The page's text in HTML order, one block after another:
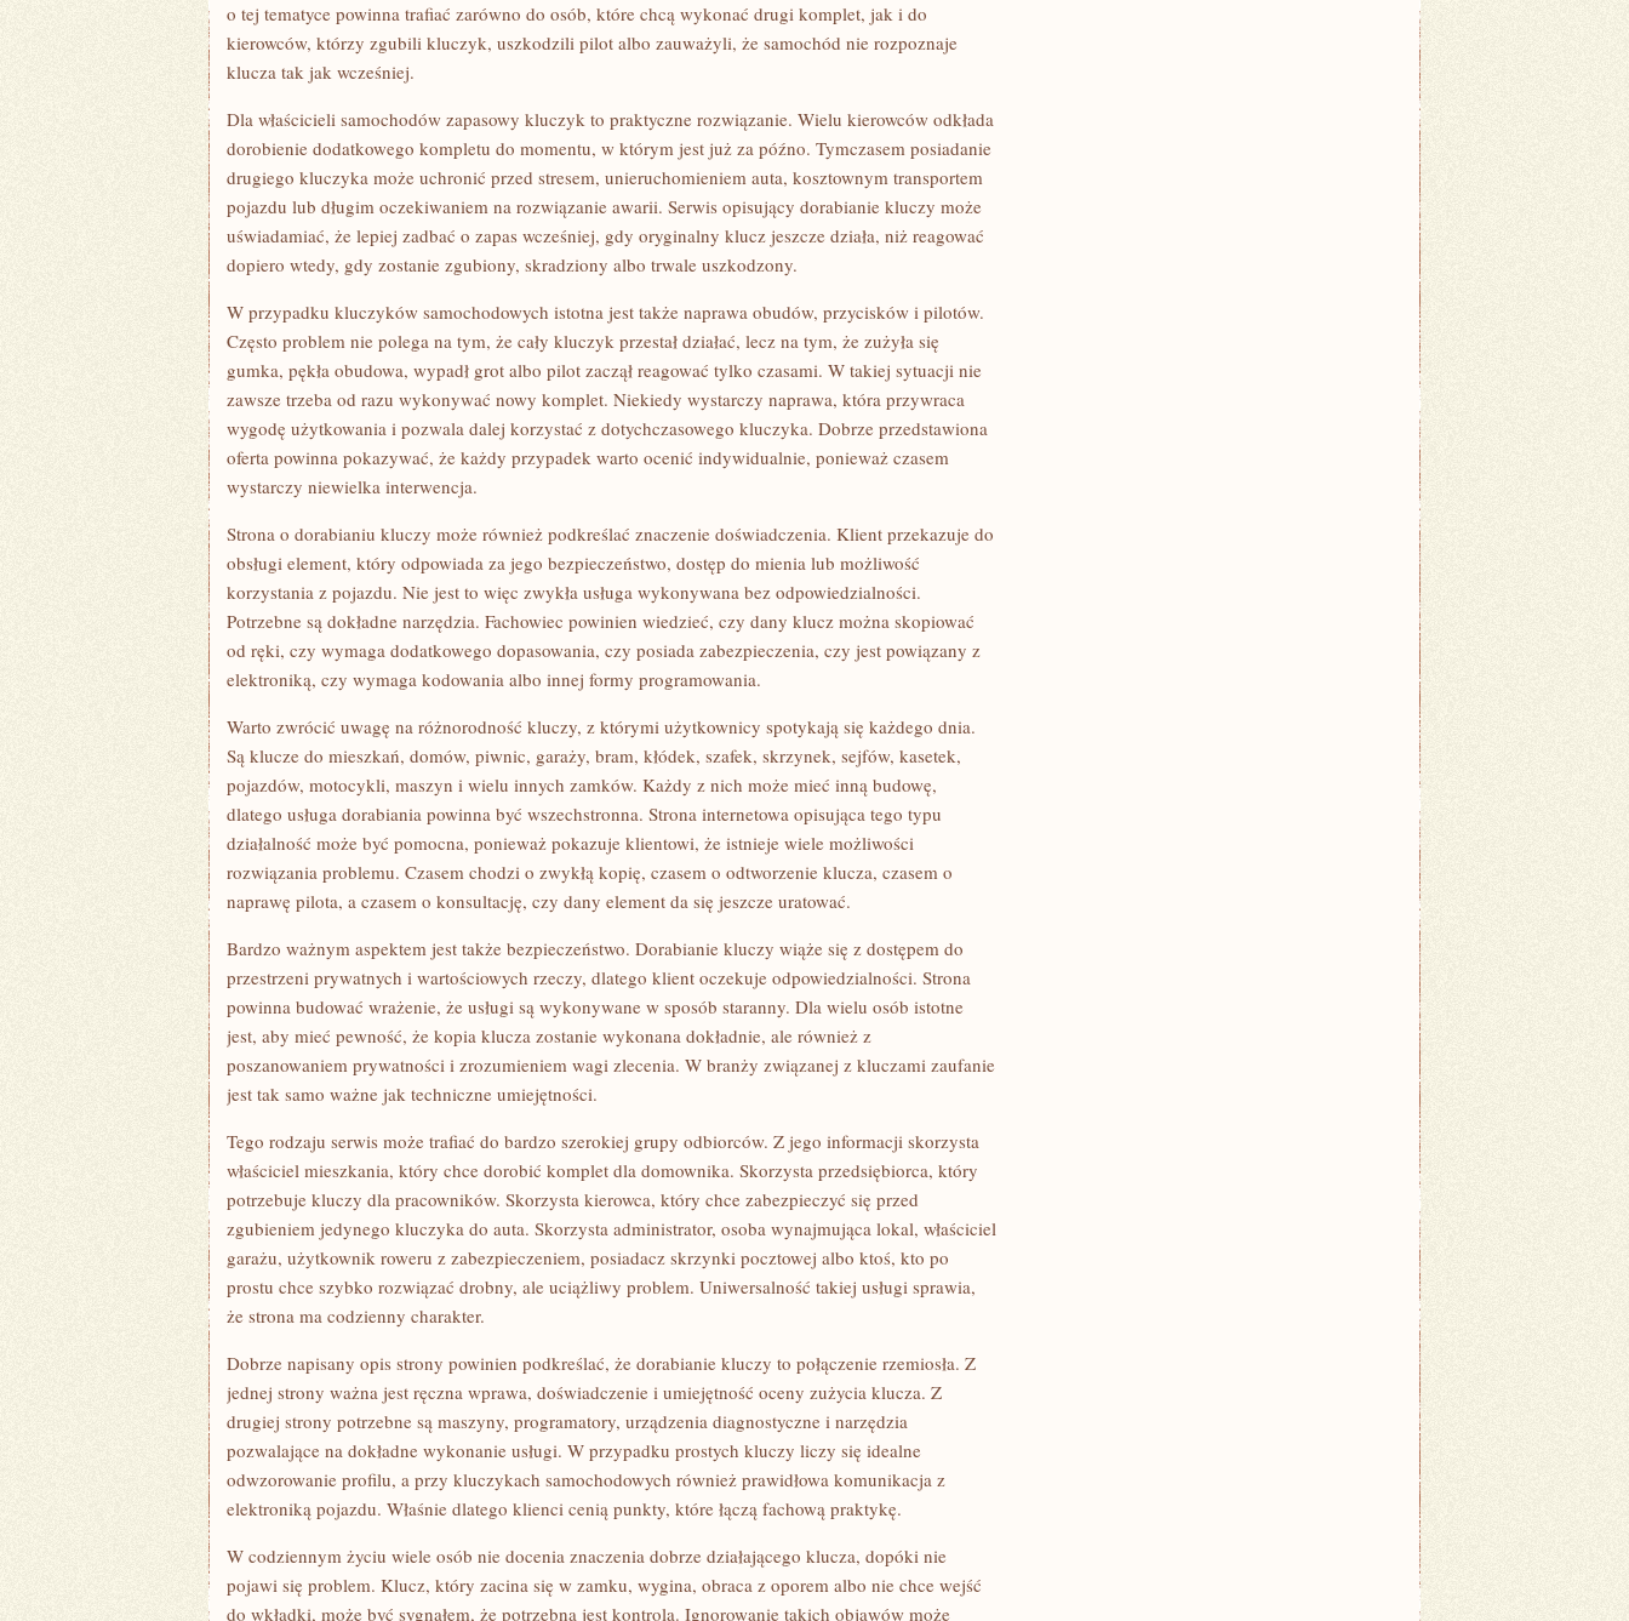
o tej tematyce powinna trafiać zarówno do osób, które chcą wykonać drugi komplet, jak i do
kierowców, którzy zgubili kluczyk, uszkodzili pilot albo zauważyli, że samochód nie rozpoznaje
klucza tak jak wcześniej.
Dla właścicieli samochodów zapasowy kluczyk to praktyczne rozwiązanie. Wielu kierowców odkłada
dorobienie dodatkowego kompletu do momentu, w którym jest już za późno. Tymczasem posiadanie
drugiego kluczyka może uchronić przed stresem, unieruchomieniem auta, kosztownym transportem
pojazdu lub długim oczekiwaniem na rozwiązanie awarii. Serwis opisujący dorabianie kluczy może
uświadamiać, że lepiej zadbać o zapas wcześniej, gdy oryginalny klucz jeszcze działa, niż reagować
dopiero wtedy, gdy zostanie zgubiony, skradziony albo trwale uszkodzony.
W przypadku kluczyków samochodowych istotna jest także naprawa obudów, przycisków i pilotów.
Często problem nie polega na tym, że cały kluczyk przestał działać, lecz na tym, że zużyła się
gumka, pękła obudowa, wypadł grot albo pilot zaczął reagować tylko czasami. W takiej sytuacji nie
zawsze trzeba od razu wykonywać nowy komplet. Niekiedy wystarczy naprawa, która przywraca
wygodę użytkowania i pozwala dalej korzystać z dotychczasowego kluczyka. Dobrze przedstawiona
oferta powinna pokazywać, że każdy przypadek warto ocenić indywidualnie, ponieważ czasem
wystarczy niewielka interwencja.
Strona o dorabianiu kluczy może również podkreślać znaczenie doświadczenia. Klient przekazuje do
obsługi element, który odpowiada za jego bezpieczeństwo, dostęp do mienia lub możliwość
korzystania z pojazdu. Nie jest to więc zwykła usługa wykonywana bez odpowiedzialności.
Potrzebne są dokładne narzędzia. Fachowiec powinien wiedzieć, czy dany klucz można skopiować
od ręki, czy wymaga dodatkowego dopasowania, czy posiada zabezpieczenia, czy jest powiązany z
elektroniką, czy wymaga kodowania albo innej formy programowania.
Warto zwrócić uwagę na różnorodność kluczy, z którymi użytkownicy spotykają się każdego dnia.
Są klucze do mieszkań, domów, piwnic, garaży, bram, kłódek, szafek, skrzynek, sejfów, kasetek,
pojazdów, motocykli, maszyn i wielu innych zamków. Każdy z nich może mieć inną budowę,
dlatego usługa dorabiania powinna być wszechstronna. Strona internetowa opisująca tego typu
działalność może być pomocna, ponieważ pokazuje klientowi, że istnieje wiele możliwości
rozwiązania problemu. Czasem chodzi o zwykłą kopię, czasem o odtworzenie klucza, czasem o
naprawę pilota, a czasem o konsultację, czy dany element da się jeszcze uratować.
Bardzo ważnym aspektem jest także bezpieczeństwo. Dorabianie kluczy wiąże się z dostępem do
przestrzeni prywatnych i wartościowych rzeczy, dlatego klient oczekuje odpowiedzialności. Strona
powinna budować wrażenie, że usługi są wykonywane w sposób staranny. Dla wielu osób istotne
jest, aby mieć pewność, że kopia klucza zostanie wykonana dokładnie, ale również z
poszanowaniem prywatności i zrozumieniem wagi zlecenia. W branży związanej z kluczami zaufanie
jest tak samo ważne jak techniczne umiejętności.
Tego rodzaju serwis może trafiać do bardzo szerokiej grupy odbiorców. Z jego informacji skorzysta
właściciel mieszkania, który chce dorobić komplet dla domownika. Skorzysta przedsiębiorca, który
potrzebuje kluczy dla pracowników. Skorzysta kierowca, który chce zabezpieczyć się przed
zgubieniem jedynego kluczyka do auta. Skorzysta administrator, osoba wynajmująca lokal, właściciel
garażu, użytkownik roweru z zabezpieczeniem, posiadacz skrzynki pocztowej albo ktoś, kto po
prostu chce szybko rozwiązać drobny, ale uciążliwy problem. Uniwersalność takiej usługi sprawia,
że strona ma codzienny charakter.
Dobrze napisany opis strony powinien podkreślać, że dorabianie kluczy to połączenie rzemiosła. Z
jednej strony ważna jest ręczna wprawa, doświadczenie i umiejętność oceny zużycia klucza. Z
drugiej strony potrzebne są maszyny, programatory, urządzenia diagnostyczne i narzędzia
pozwalające na dokładne wykonanie usługi. W przypadku prostych kluczy liczy się idealne
odwzorowanie profilu, a przy kluczykach samochodowych również prawidłowa komunikacja z
elektroniką pojazdu. Właśnie dlatego klienci cenią punkty, które łączą fachową praktykę.
W codziennym życiu wiele osób nie docenia znaczenia dobrze działającego klucza, dopóki nie
pojawi się problem. Klucz, który zacina się w zamku, wygina, obraca z oporem albo nie chce wejść
do wkładki, może być sygnałem, że potrzebna jest kontrola. Ignorowanie takich objawów może